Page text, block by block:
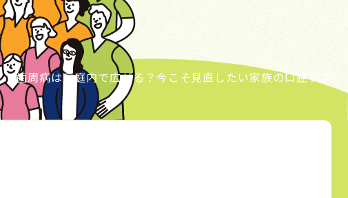
歯周病は家庭内で広がる？今こそ見直したい家族の口腔ケア